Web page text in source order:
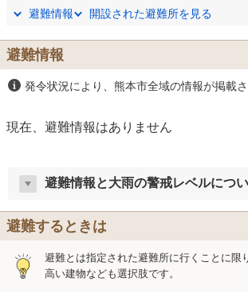
避難情報
開設された避難所を見る
避難情報
発令状況により、熊本市全域の情報が掲載
現在、避難情報はありません
避難情報と大雨の警戒レベルにつ
避難するときは
避難とは指定された避難所に行くことに限
高い建物なども選択肢です。